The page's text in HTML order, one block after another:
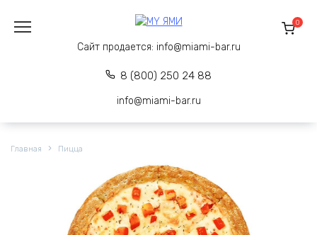
содержанию
Сайт продается: info@miami-bar.ru
8 (800) 250 24 88
info@miami-bar.ru
0
Главная Пицца